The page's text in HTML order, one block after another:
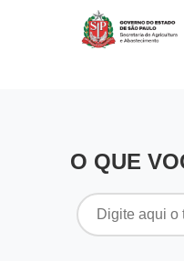
O QUE
Pesquisar
por: